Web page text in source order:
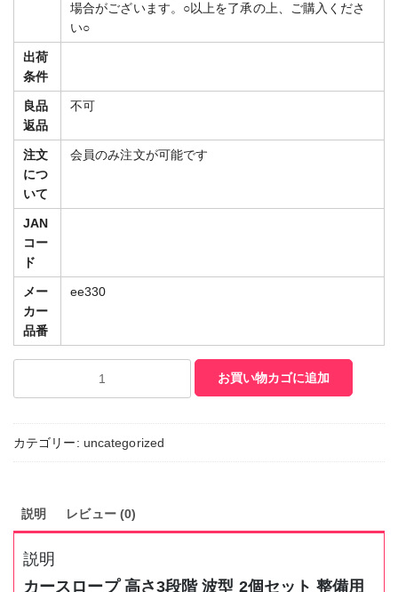
場合がございます。○以上を了承の上、ご購入くださ
い○
出荷
条件
良品
返品
不可
注文
につ
いて
会員のみ注文が可能です
JAN
コー
ド
メー
カー
品番
ee330
ロ
ー
プ
個
セ
ト
高
お買い物カゴに追加
カテゴリー: uncategorized
説明 レビュー (0)
説明
カースロープ 高さ3段階 波型 2個セット 整備用